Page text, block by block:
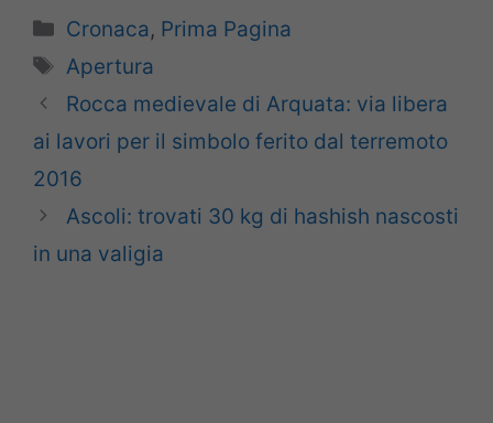
Categorie
Cronaca, Prima Pagina
Tag
Apertura
Rocca medievale di Arquata: via libera
ai lavori per il simbolo ferito dal terremoto
2016
Ascoli: trovati 30 kg di hashish nascosti
in una valigia